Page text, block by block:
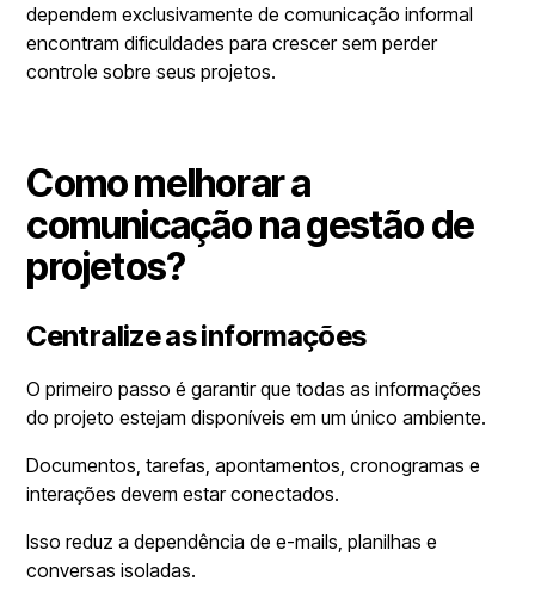
dependem exclusivamente de comunicação informal
encontram dificuldades para crescer sem perder
controle sobre seus projetos.
Como melhorar a
comunicação na gestão de
projetos?
Centralize as informações
O primeiro passo é garantir que todas as informações
do projeto estejam disponíveis em um único ambiente.
Documentos, tarefas, apontamentos, cronogramas e
interações devem estar conectados.
Isso reduz a dependência de e-mails, planilhas e
conversas isoladas.